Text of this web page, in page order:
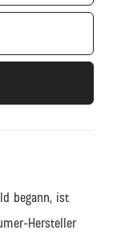
begann, ist
Hersteller